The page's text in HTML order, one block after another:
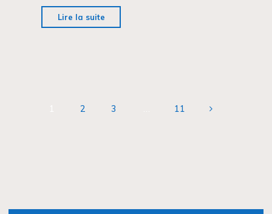
Lire la suite
28
du
2 3 11